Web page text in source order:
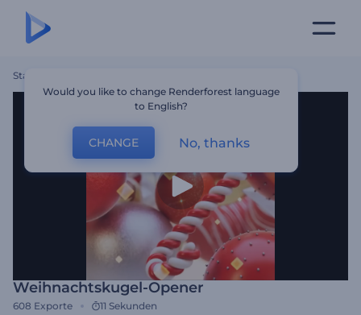
Startseite
Weihnachtskugel-Opener
608 Exporte 11 Sekunden
Would you like to change Renderforest language
to English?
CHANGE No, thanks